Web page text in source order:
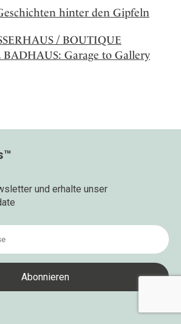
hinter den Gipfeln
/ BOUTIQUE
Garage to Gallery
und erhalte unser